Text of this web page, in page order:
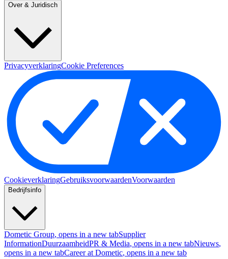
Over & Juridisch
PrivacyverklaringCookie Preferences
CookieverklaringGebruiksvoorwaardenVoorwaarden
Bedrijfsinfo
Dometic Group, opens in a new tabSupplier
InformationDuurzaamheidPR & Media, opens in a new tabNieuws,
opens in a new tabCareer at Dometic, opens in a new tab